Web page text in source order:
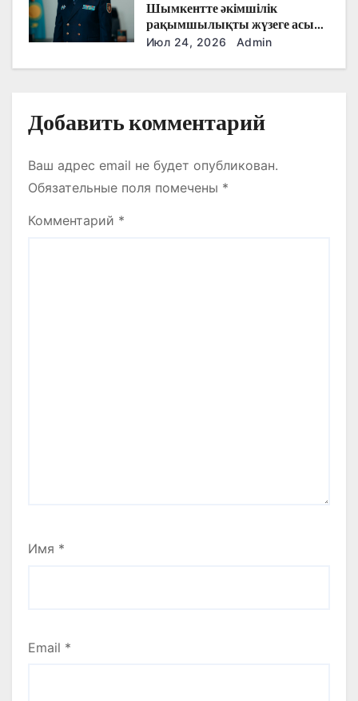
Шымкентте әкімшілік
рақымшылықты жүзеге асыру
қорытындылары шығарылды
Июл 24, 2026 Admin
Добавить комментарий
Ваш адрес email не будет опубликован.
Обязательные поля помечены *
Комментарий *
Имя *
Email *